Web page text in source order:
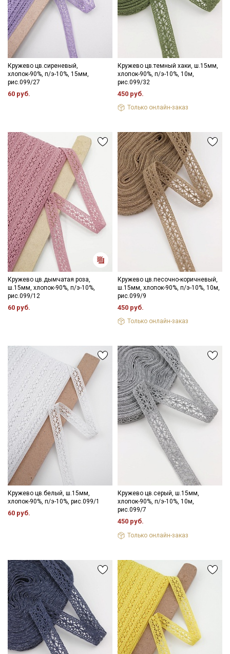
Кружево цв.сиреневый,
хлопок-90%, п/э-10%, 15мм,
рис.099/27
60 руб.
Кружево цв.темный хаки, ш.15мм,
хлопок-90%, п/э-10%, 10м,
рис.099/32
450 руб.
Только онлайн-заказ
Кружево цв.дымчатая роза,
ш.15мм, хлопок-90%, п/э-10%,
рис.099/12
60 руб.
Кружево цв.песочно-коричневый,
ш.15мм, хлопок-90%, п/э-10%, 10м,
рис.099/9
450 руб.
Только онлайн-заказ
Кружево цв.белый, ш.15мм,
хлопок-90%, п/э-10%, рис.099/1
60 руб.
Кружево цв.серый, ш.15мм,
хлопок-90%, п/э-10%, 10м,
рис.099/7
450 руб.
Только онлайн-заказ
Секретная рассылка от Купава
Мы публикуем здесь дополнительные
промокоды и скидки до 30% на узкие
категории тканей
Подписаться
Ознакомлен(а) сПолитикой обработки персональных
данныхи даю
Согласие на обработку персональных
данных
Даю
Согласие на получение рекламных и
информационных рассылок